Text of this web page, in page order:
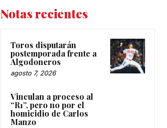
Notas recientes
Toros disputarán
postemporada frente a
Algodoneros
agosto 7, 2026
Vinculan a proceso al
“R1”, pero no por el
homicidio de Carlos
Manzo